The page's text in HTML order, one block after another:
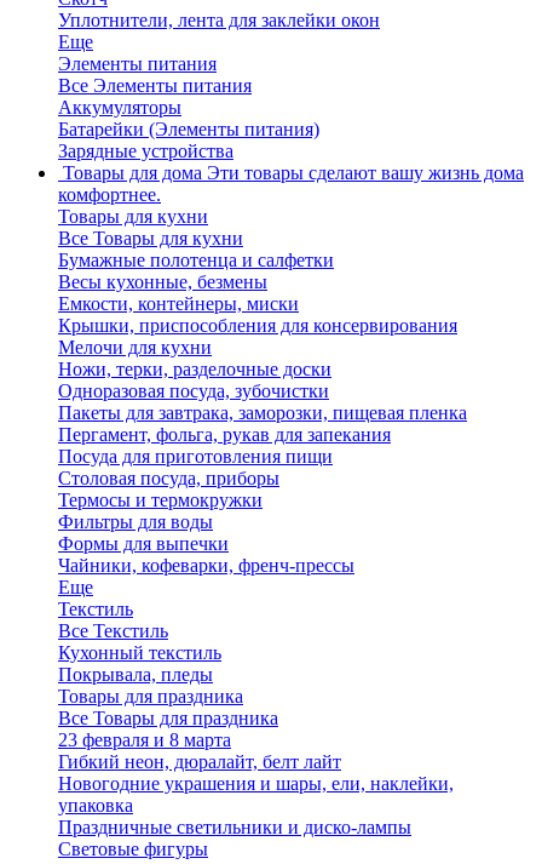
Уплотнители, лента для заклейки окон
Еще
Элементы питания
Все Элементы питания
Аккумуляторы
Батарейки (Элементы питания)
Зарядные устройства
Товары для дома Эти товары сделают вашу жизнь дома
комфортнее.
Товары для кухни
Все Товары для кухни
Бумажные полотенца и салфетки
Весы кухонные, безмены
Емкости, контейнеры, миски
Крышки, приспособления для консервирования
Мелочи для кухни
Ножи, терки, разделочные доски
Одноразовая посуда, зубочистки
Пакеты для завтрака, заморозки, пищевая пленка
Пергамент, фольга, рукав для запекания
Посуда для приготовления пищи
Столовая посуда, приборы
Термосы и термокружки
Фильтры для воды
Формы для выпечки
Чайники, кофеварки, френч-прессы
Еще
Текстиль
Все Текстиль
Кухонный текстиль
Покрывала, пледы
Товары для праздника
Все Товары для праздника
23 февраля и 8 марта
Гибкий неон, дюралайт, белт лайт
Новогодние украшения и шары, ели, наклейки,
упаковка
Праздничные светильники и диско-лампы
Световые фигуры